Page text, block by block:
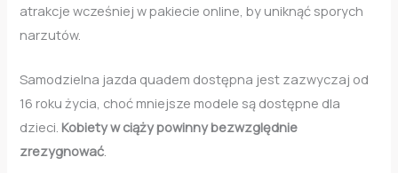
atrakcje wcześniej w pakiecie online, by uniknąć sporych
narzutów.
Samodzielna jazda quadem dostępna jest zazwyczaj od
16 roku życia, choć mniejsze modele są dostępne dla
dzieci. Kobiety w ciąży powinny bezwzględnie
zrezygnować.